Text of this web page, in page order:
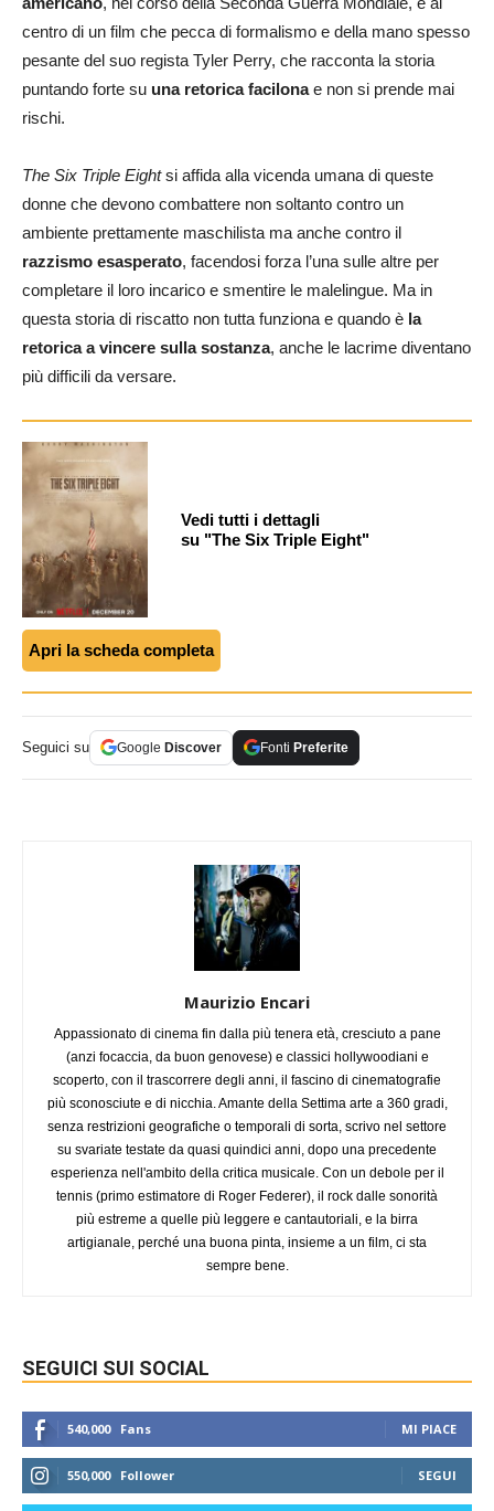
centro di un film che pecca di formalismo e della mano spesso
pesante del suo regista Tyler Perry, che racconta la storia
puntando forte su una retorica facilonae non si prende mai
rischi.
The Six Triple Eightsi affida alla vicenda umana di queste
donne che devono combattere non soltanto contro un
ambiente prettamente maschilista ma anche contro il
razzismo esasperato, facendosi forza l’una sulle altre per
completare il loro incarico e smentire le malelingue. Ma in
questa storia di riscatto non tutta funziona e quando è la
retorica a vincere sulla sostanza, anche le lacrime diventano
più difficili da versare.
Vedi tutti i dettagli
su "The Six Triple Eight"
Apri la scheda completa
Seguici su Google Discover Fonti Preferite
Maurizio Encari
Appassionato di cinema fin dalla più tenera età, cresciuto a pane
(anzi focaccia, da buon genovese) e classici hollywoodiani e
scoperto, con il trascorrere degli anni, il fascino di cinematografie
più sconosciute e di nicchia. Amante della Settima arte a 360 gradi,
senza restrizioni geografiche o temporali di sorta, scrivo nel settore
su svariate testate da quasi quindici anni, dopo una precedente
esperienza nell'ambito della critica musicale. Con un debole per il
tennis (primo estimatore di Roger Federer), il rock dalle sonorità
più estreme a quelle più leggere e cantautoriali, e la birra
artigianale, perché una buona pinta, insieme a un film, ci sta
sempre bene.
SEGUICI SUI SOCIAL
540,000 Fans MI PIACE
550,000 Follower SEGUI